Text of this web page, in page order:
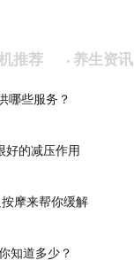
推荐 养生资讯
哪些服务？
好的减压作用
摩来帮你缓解
知道多少？